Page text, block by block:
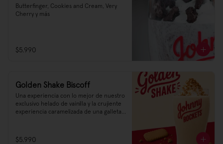
Butterfinger, Cookies and Cream, Very
Cherry y más
$5.990
Golden Shake Biscoff
Una experiencia con lo mejor de nuestro
exclusivo helado de vainilla y la crujiente
experiencia caramelizada de una galleta
Golden Shake está hecho con Biscoff®️
$5.990